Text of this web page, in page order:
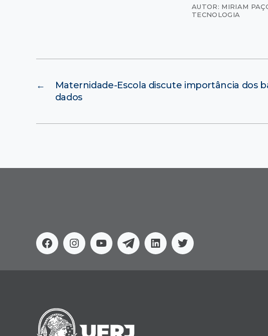
AUTOR: MIRIAM
TECNOLOGIA
←
Maternidade-Escola discute importância dos
dados
FacebookInstagram
YoutubeTelegramLinkedinTwitter